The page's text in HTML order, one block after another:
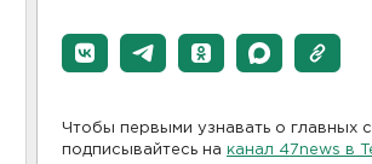
Чтобы первыми узнавать о главных
подписывайтесь на канал 47news в